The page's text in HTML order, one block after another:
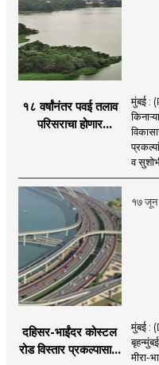
१८ वर्षांनंतर पवई तलाव
परिसराचा होणार
सुरुवात;
मुंबई :
व
१७ जून
दहिसर-भाईंदर कोस्टल
रोड विस्तार प्रकल्पासाठी
मुंबई :
मीरा-